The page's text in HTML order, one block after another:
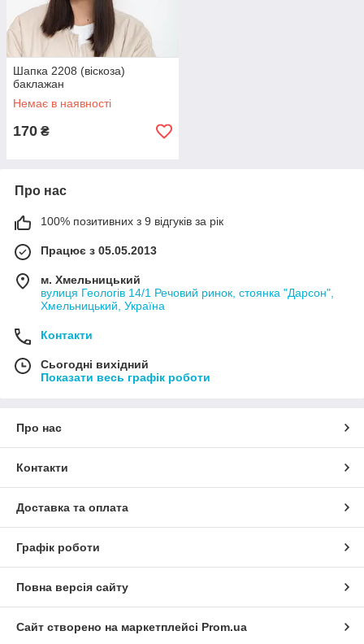
Шапка 2208 (віскоза)
баклажан
Немає в наявності
170 ₴
Про нас
100% позитивних з 9 відгуків за рік
Працює з 05.05.2013
м. Хмельницький
вулиця Геологів 14/1 Речовий ринок, стоянка "Дарсон",
Хмельницький, Україна
Контакти
Сьогодні вихідний
Показати весь графік роботи
Про нас
Контакти
Доставка та оплата
Графік роботи
Повна версія сайту
Сайт створено на маркетплейсі Prom.ua